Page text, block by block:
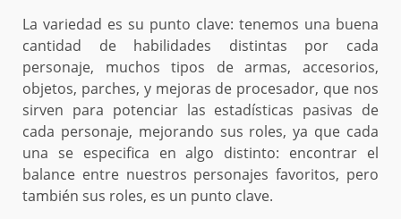
La variedad es su punto clave: tenemos una buena
cantidad de habilidades distintas por cada
personaje, muchos tipos de armas, accesorios,
objetos, parches, y mejoras de procesador, que nos
sirven para potenciar las estadísticas pasivas de
cada personaje, mejorando sus roles, ya que cada
una se especifica en algo distinto: encontrar el
balance entre nuestros personajes favoritos, pero
también sus roles, es un punto clave.